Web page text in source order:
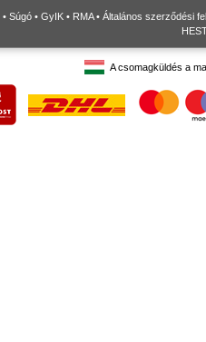
• Súgó • GyIK • RMA• Általános szerződési
A csomagküldés a